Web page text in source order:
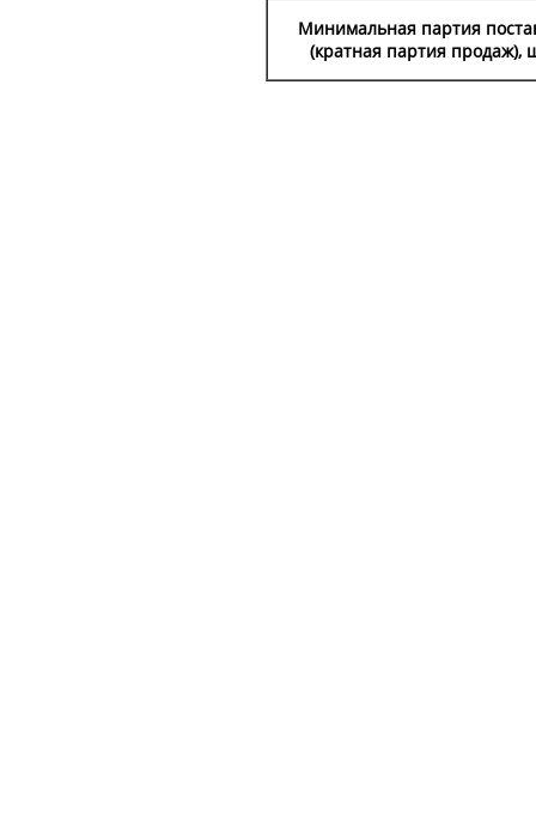
Минимальная партия
(кратная партия продаж),